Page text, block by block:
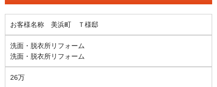
お客様名称 美浜町 Ｔ様邸
洗面・脱衣所リフォーム
洗面・脱衣所リフォーム
26万